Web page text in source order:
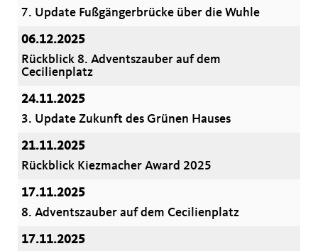
7. Update Fußgängerbrücke über die Wuhle
06.12.2025
Rückblick 8. Adventszauber auf dem
Cecilienplatz
24.11.2025
3. Update Zukunft des Grünen Hauses
21.11.2025
Rückblick Kiezmacher Award 2025
17.11.2025
8. Adventszauber auf dem Cecilienplatz
17.11.2025